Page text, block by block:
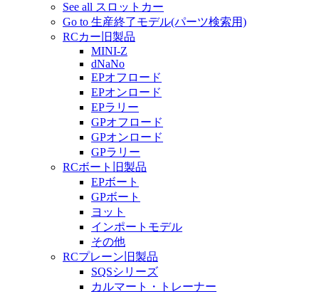
See all スロットカー
Go to 生産終了モデル(パーツ検索用)
RCカー旧製品
MINI-Z
dNaNo
EPオフロード
EPオンロード
EPラリー
GPオフロード
GPオンロード
GPラリー
RCボート旧製品
EPボート
GPボート
ヨット
インポートモデル
その他
RCプレーン旧製品
SQSシリーズ
カルマート・トレーナー